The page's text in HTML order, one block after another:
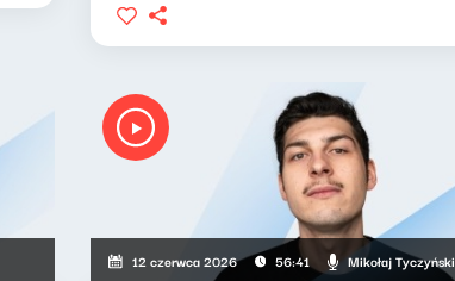
12 czerwca 2026 56:41 Mikołaj Tyczyński